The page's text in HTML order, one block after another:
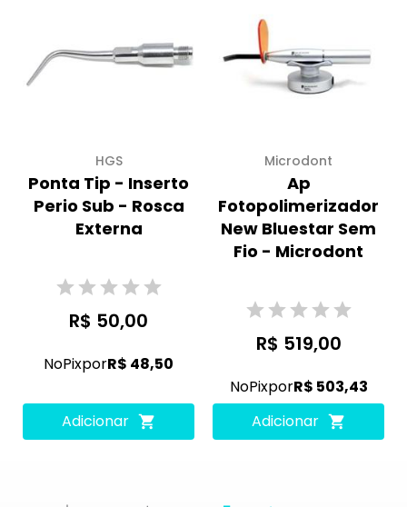
HGS
Ponta Tip - Inserto
Perio Sub - Rosca
Externa
R$ 50,00
NoPixporR$ 48,50
Adicionar
Microdont
Ap
Fotopolimerizador
New Bluestar Sem
Fio - Microdont
R$ 519,00
NoPixporR$ 503,43
Adicionar